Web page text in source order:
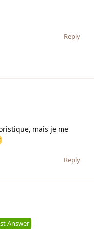
Reply
mais je me
Reply
Answer